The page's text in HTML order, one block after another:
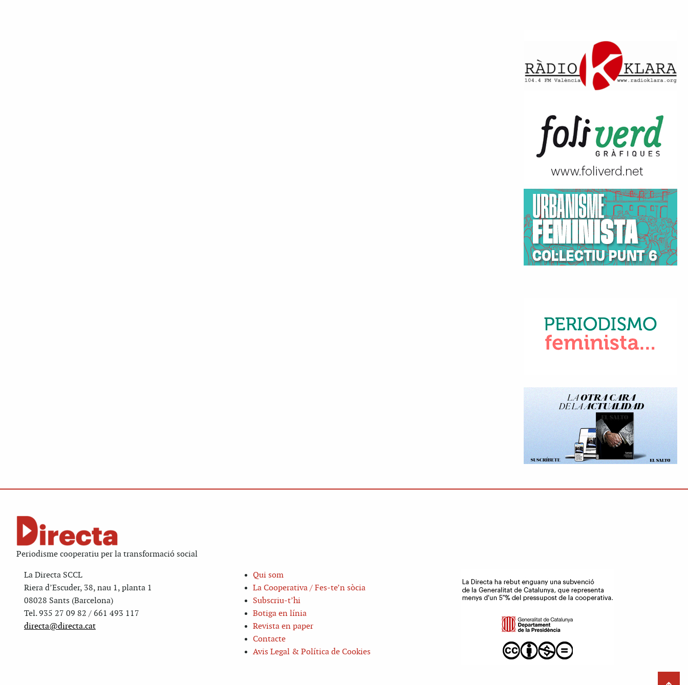
Periodisme cooperatiu per la transformació social
La Directa SCCL
Riera d’Escuder, 38, nau 1, planta 1
08028 Sants (Barcelona)
Tel. 935 27 09 82 / 661 493 117
directa@directa.cat
Qui som
La Cooperativa / Fes-te’n sòcia
Subscriu-t’hi
Botiga en línia
Revista en paper
Contacte
Avis Legal & Política de Cookies